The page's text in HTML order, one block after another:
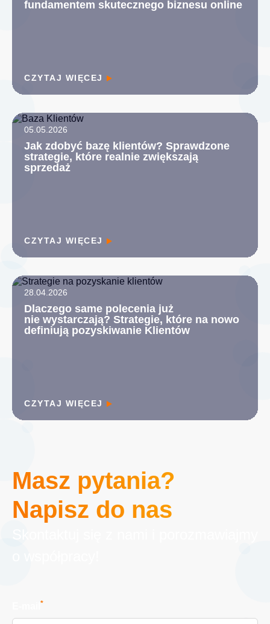
fundamentem skutecznego biznesu online
CZYTAJ WIĘCEJ
05.05.2026
Jak zdobyć bazę klientów? Sprawdzone
strategie, które realnie zwiększają
sprzedaż
CZYTAJ WIĘCEJ
28.04.2026
Dlaczego same polecenia już
nie wystarczają? Strategie, które na nowo
definiują pozyskiwanie Klientów
CZYTAJ WIĘCEJ
Masz pytania?
Napisz do nas
*